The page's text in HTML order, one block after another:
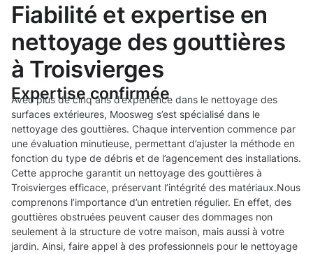
Fiabilité et expertise en
nettoyage des gouttières
à Troisvierges
Expertise confirmée
Avec plus de cinq ans d’expérience dans le nettoyage des
surfaces extérieures, Moosweg s’est spécialisé dans le
nettoyage des gouttières. Chaque intervention commence par
une évaluation minutieuse, permettant d’ajuster la méthode en
fonction du type de débris et de l’agencement des installations.
Cette approche garantit un nettoyage des gouttières à
Troisvierges efficace, préservant l’intégrité des matériaux.Nous
comprenons l’importance d’un entretien régulier. En effet, des
gouttières obstruées peuvent causer des dommages non
seulement à la structure de votre maison, mais aussi à votre
jardin. Ainsi, faire appel à des professionnels pour le nettoyage